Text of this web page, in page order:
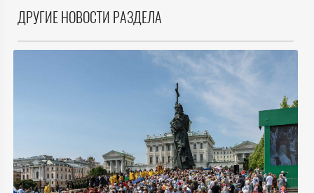
ДРУГИЕ НОВОСТИ РАЗДЕЛА